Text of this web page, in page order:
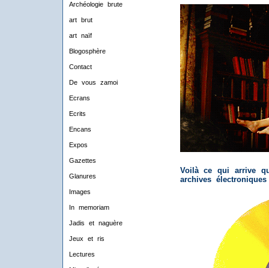
Archéologie brute
art brut
art naïf
Blogosphère
Contact
De vous zamoi
Ecrans
Ecrits
Encans
Expos
Gazettes
Glanures
Images
In memoriam
Jadis et naguère
Jeux et ris
Lectures
Voilà ce qui arrive
archives